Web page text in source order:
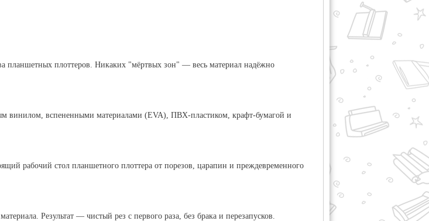
планшетных плоттеров. Никаких "мёртвых зон" — весь материал надёжно
винилом, вспененными материалами (EVA), ПВХ-пластиком, крафт-бумагой и
рабочий стол планшетного плоттера от порезов, царапин и преждевременного
Результат — чистый рез с первого раза, без брака и перезапусков.